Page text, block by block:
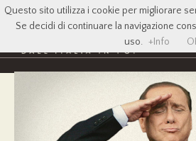
Questo sito utilizza i cookie per migliorare
Se decidi di continuare la navigazione
uso. +Info